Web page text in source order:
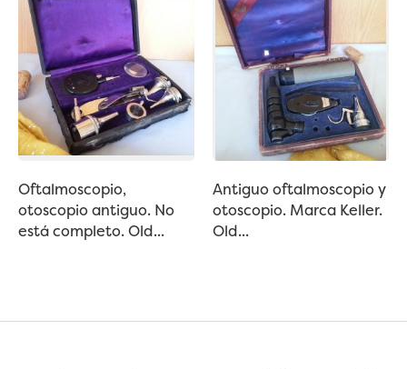
Oftalmoscopio,
otoscopio antiguo. No
está completo. Old...
Antiguo oftalmoscopio y
otoscopio. Marca Keller.
Old...